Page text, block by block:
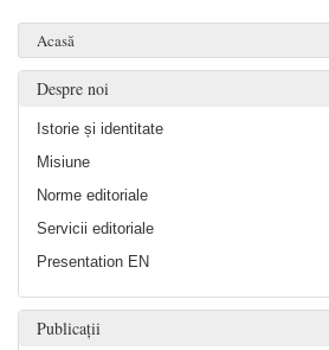
Acasă
Despre noi
Istorie și identitate
Misiune
Norme editoriale
Servicii editoriale
Presentation EN
Publicații